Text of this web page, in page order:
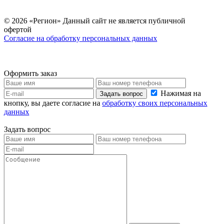
© 2026 «Регион» Данный сайт не является публичной
офертой
Согласие на обработку персональных данных
Оформить заказ
Задать вопрос
Нажимая на
кнопку, вы даете согласие на обработку своих персональных
данных
Задать вопрос